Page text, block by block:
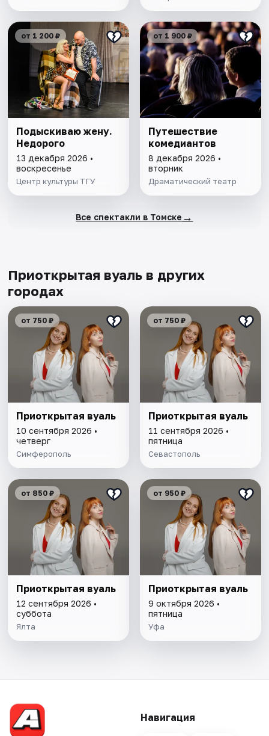
от 1 200 ₽
Подыскиваю жену.
Недорого
13 декабря 2026 •
воскресенье
Центр культуры ТГУ
от 1 900 ₽
Путешествие
комедиантов
8 декабря 2026 •
вторник
Драматический театр
Все спектакли в Томске →
Приоткрытая вуаль в других
городах
от 750 ₽
Приоткрытая вуаль
10 сентября 2026 •
четверг
Симферополь
от 750 ₽
Приоткрытая вуаль
11 сентября 2026 •
пятница
Севастополь
от 850 ₽
Приоткрытая вуаль
12 сентября 2026 •
суббота
Ялта
от 950 ₽
Приоткрытая вуаль
9 октября 2026 •
пятница
Уфа
Навигация